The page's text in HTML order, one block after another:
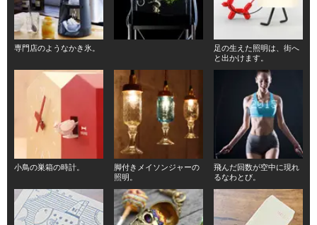
専門店のようなかき氷。
足の生えた照明は、街へ
と出かけます。
小鳥の巣箱の時計。
脚付きメイソンジャーの
照明。
飛んだ回数が空中に現れ
るなわとび。